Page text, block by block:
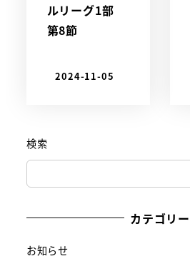
ルリーグ1部
第8節
2024-11-05
検索
カテゴリー
お知らせ